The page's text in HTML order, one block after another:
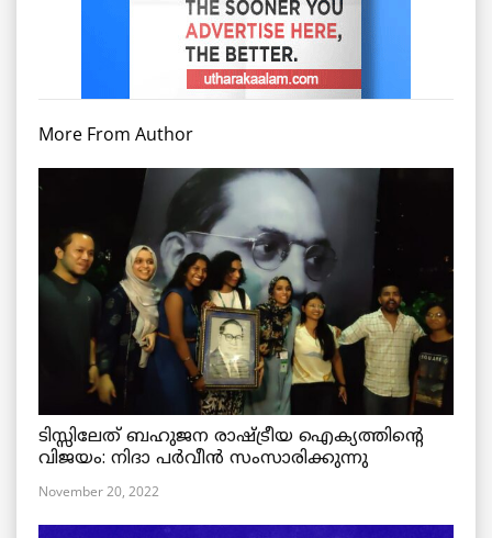
More From Author
ടിസ്സിലേത് ബഹുജന രാഷ്ട്രീയ ഐക്യത്തിന്റെ
വിജയം: നിദാ പർവീൻ സംസാരിക്കുന്നു
November 20, 2022